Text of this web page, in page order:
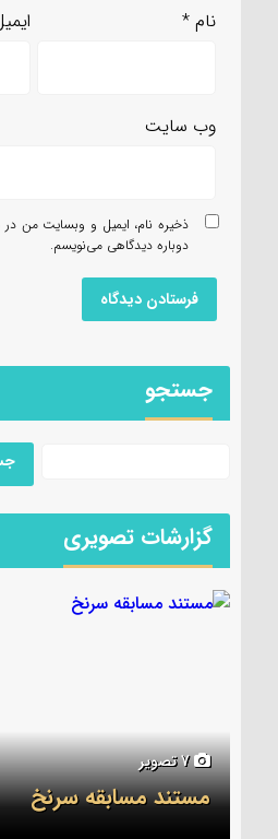
نام*
وب‌ سایت
ذخیره نام، ایمیل و وبسایت من در
دوباره دیدگاهی می‌نویسم.
جستجو
گزارشات تصویری
6 تصویر
جلسه قرآن ۷ آبان